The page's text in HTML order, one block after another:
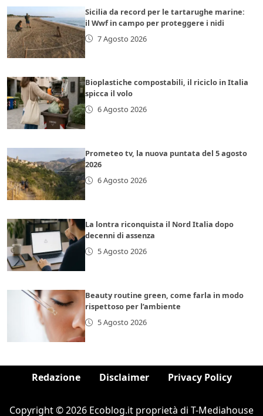
Sicilia da record per le tartarughe marine:
il Wwf in campo per proteggere i nidi
7 Agosto 2026
Bioplastiche compostabili, il riciclo in Italia
spicca il volo
6 Agosto 2026
Prometeo tv, la nuova puntata del 5 agosto
2026
6 Agosto 2026
La lontra riconquista il Nord Italia dopo
decenni di assenza
5 Agosto 2026
Beauty routine green, come farla in modo
rispettoso per l’ambiente
5 Agosto 2026
Redazione Disclaimer Privacy Policy
Copyright © 2026 Ecoblog.it proprietà di T-Mediahouse